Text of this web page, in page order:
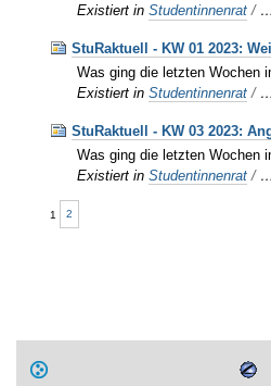
Existiert in Studentinnenrat /
StuRaktuell - KW 01 2023:
Was ging die letzten Wochen
Existiert in Studentinnenrat /
StuRaktuell - KW 03 2023:
Was ging die letzten Wochen
Existiert in Studentinnenrat /
1 2